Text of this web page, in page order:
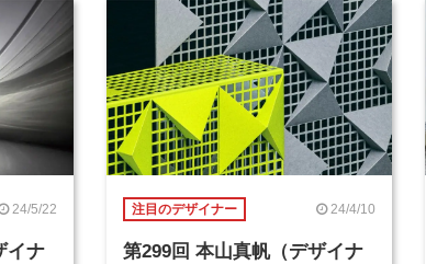
24/5/22
イナ
注目のデザイナー 24/4/10
第299回 本山真帆（デザイナ